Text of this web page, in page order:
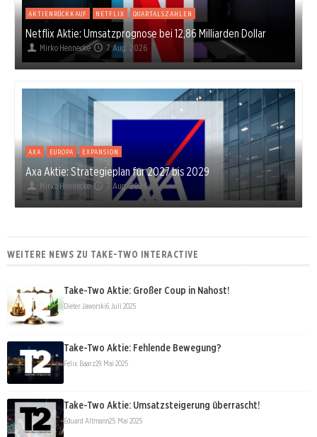
AKTIENRÜCKKAUF NETFLIX QUARTALSZAHLEN
Netflix Aktie: Umsatzprognose bei 12,86 Milliarden Dollar
Mirko Hennecke 7. Aug. 2026
AXA EUROPA EXPANSION
Axa Aktie: Strategieplan für 2027 bis 2029
Mirko Hennecke 7. Aug. 2026
WEITERE NEWS ZU TAKE-TWO INTERACTIVE
Take-Two Aktie: Großer Coup in Nahost!
Dieter Jaworski6. Juli 2025
Take-Two Aktie: Fehlende Bewegung?
Felix Baarz29. Mai 2025
Take-Two Aktie: Umsatzsteigerung überrascht!
Eduard Altmann25. Mai 2025